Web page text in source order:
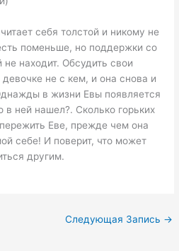
себя толстой и никому не
поменьше, но поддержки со
находит. Обсудить свои
не с кем, и она снова и
в жизни Евы появляется
в ней нашел?. Сколько горьких
Еве, прежде чем она
себе! И поверит, что может
другим.
Следующая Запись →